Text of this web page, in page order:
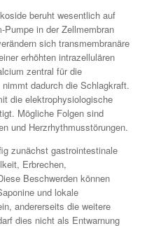
beruht wesentlich auf
Pumpe in der Zellmembran
sich transmembranäre
erhöhten intrazellulären
zentral für die
dadurch die Schlagkraft.
die elektrophysiologische
Mögliche Folgen sind
und Herzrhythmusstörungen.
zunächst gastrointestinale
Erbrechen,
Beschwerden können
und lokale
andererseits die weitere
dies nicht als Entwarnung